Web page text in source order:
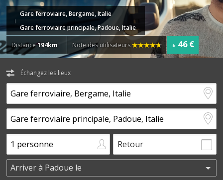
Gare ferroviaire, Bergame, Italie
Gare ferroviaire principale, Padoue, Italie
Distance194km Note des utilisateurs de 46 €
Échangez les lieux
Retour